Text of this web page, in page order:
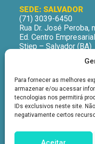
Para fornecer as melhores
armazenar e/ou acessar
tecnologias nos permitirá
IDs exclusivos neste site.
negativamente certos
SEDE: SALVADOR
(71) 3039-6450
Rua Dr. José Peroba,
Ed. Centro
Stiep – Salvador (BA)
Horário de
9h às 12h | 13h às 16h